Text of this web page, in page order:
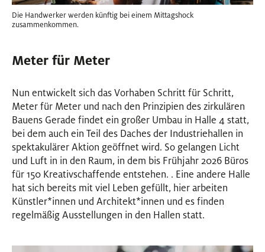
Die Handwerker werden künftig bei einem Mittagshock
zusammenkommen.
Meter für Meter
Nun entwickelt sich das Vorhaben Schritt für Schritt,
Meter für Meter und nach den Prinzipien des zirkulären
Bauens Gerade findet ein großer Umbau in Halle 4 statt,
bei dem auch ein Teil des Daches der Industriehallen in
spektakulärer Aktion geöffnet wird. So gelangen Licht
und Luft in in den Raum, in dem bis Frühjahr 2026 Büros
für 150 Kreativschaffende entstehen. . Eine andere Halle
hat sich bereits mit viel Leben gefüllt, hier arbeiten
Künstler*innen Innen
und Architekt*innen Innen
und es finden
regelmäßig Ausstellungen in den Hallen statt.